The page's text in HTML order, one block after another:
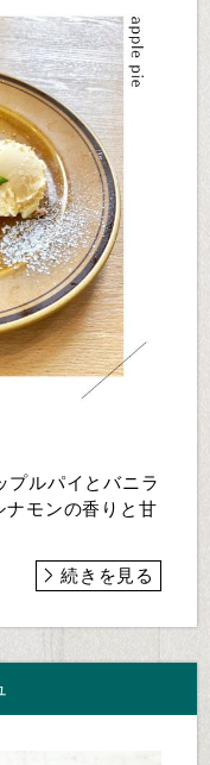
プルパイとバニラ
ナモンの香りと甘
続きを見る